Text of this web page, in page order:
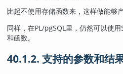
比起不使用存储函数来，这样做能够
同样，在PL/pgSQL里，仍然可以使
和函数。
40.1.2. 支持的参数和结